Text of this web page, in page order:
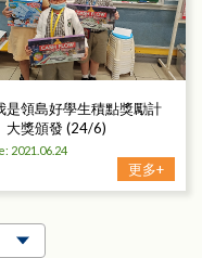
是領島好學生積點獎勵計
大獎頒發 (24/6)
2021.06.24
更多+